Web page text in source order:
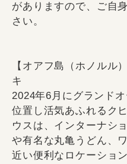
がありますので、ご自
さい。
【オアフ島（ホノルル
キ
2024年6月にグランド
位置し活気あふれるク
ウスは、インターナシ
や有名な丸亀うどん、
近い便利なロケーショ